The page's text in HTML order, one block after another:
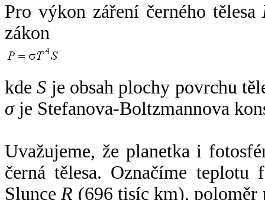
Pro výkon záření černého tělesa
zákon
kdeS je obsah plochy povrchu
σje Stefanova-Boltzmannova
Uvažujeme, že planetka i
černá tělesa. Označíme
SlunceR (696 tisíc km),